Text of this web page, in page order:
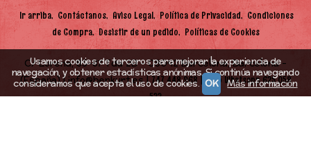
Ir arriba Contáctanos Aviso Legal Política de Privacidad Condiciones
de Compra Desistir de un pedido Políticas de Cookies
C/ Lorena, 85-87 Tda 2B - 08042 Barcelona, Barcelona -
(España) | info@benkurt.es |747 448 968|Solo Whatsapp 625 058
522
Usamos cookies de terceros para mejorar la experiencia de
navegación, y obtener estadísticas anónimas. Si continúa navegando
consideramos que acepta el uso de cookies. OK Más información